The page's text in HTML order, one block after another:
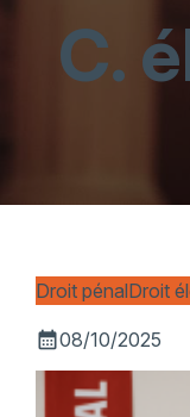
C.
Droit pénalDroit
calendar_month08/10/2025